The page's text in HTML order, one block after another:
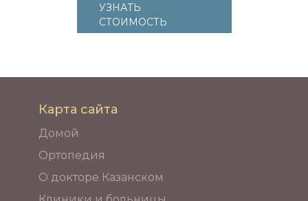
УЗНАТЬ
СТОИМОСТЬ
Карта сайта
Домой
Ортопедия
О докторе Казанском